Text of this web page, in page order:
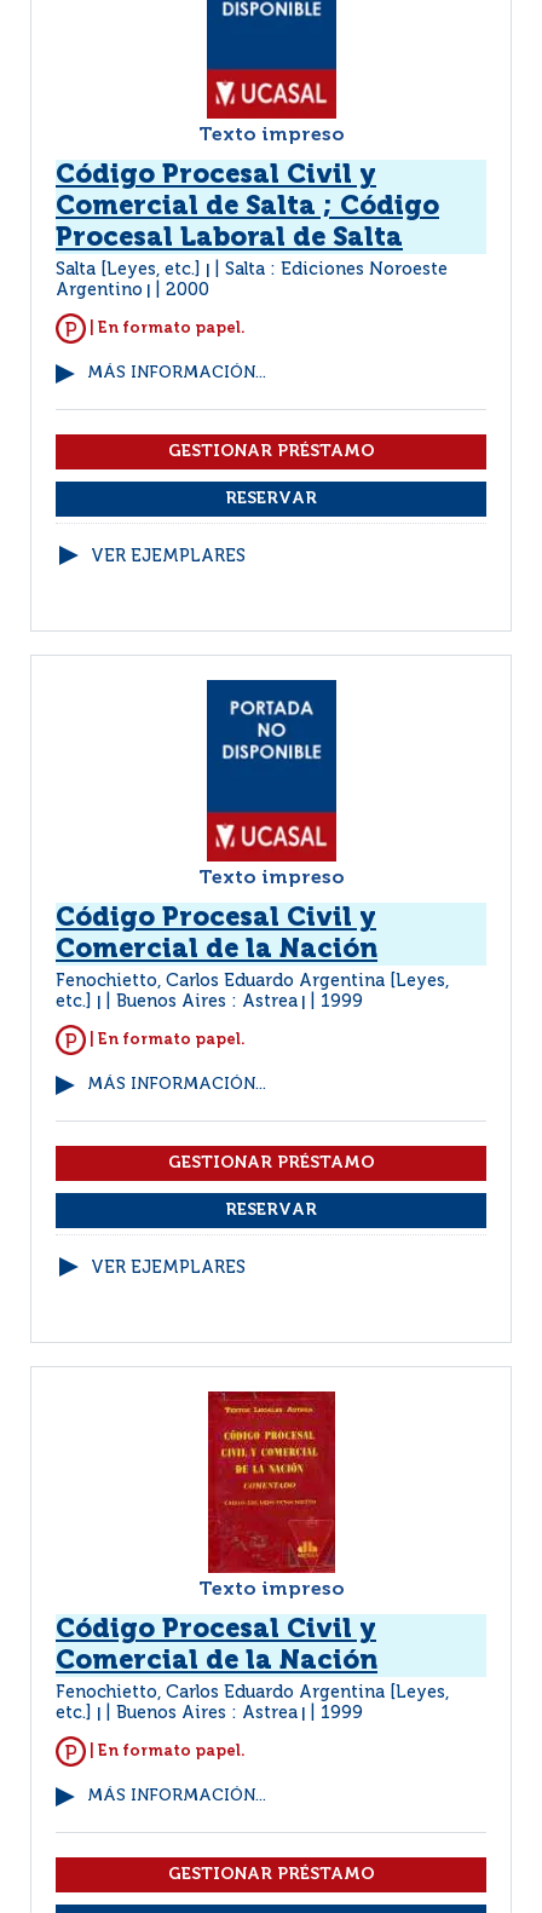
Texto impreso
Código Procesal Civil y
Comercial de Salta ; Código
Procesal Laboral de Salta
Salta [Leyes, etc.]
Salta : Ediciones Noroeste
Argentino
2000
| En formato papel.
MÁS INFORMACIÓN...
VER EJEMPLARES
Texto impreso
Código Procesal Civil y
Comercial de la Nación
Fenochietto, Carlos Eduardo Argentina [Leyes,
etc.]
Buenos Aires : Astrea 1999
| En formato papel.
MÁS INFORMACIÓN...
VER EJEMPLARES
Texto impreso
Código Procesal Civil y
Comercial de la Nación
Fenochietto, Carlos Eduardo Argentina [Leyes,
etc.]
Buenos Aires : Astrea 1999
| En formato papel.
MÁS INFORMACIÓN...